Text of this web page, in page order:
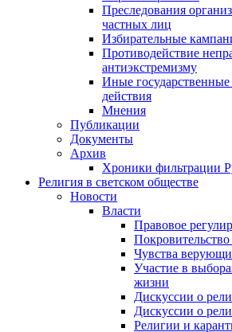
Преследования
частных лиц
Избирательные
Противодействие
антиэкстремизму
Иные
действия
Мнения
Публикации
Документы
Архив
Хроники фильтрации
Религия в светском обществе
Новости
Власти
Правовое
Покровительство
Чувства
Участие в
жизни
Дискуссии о
Дискуссии о
Религии и